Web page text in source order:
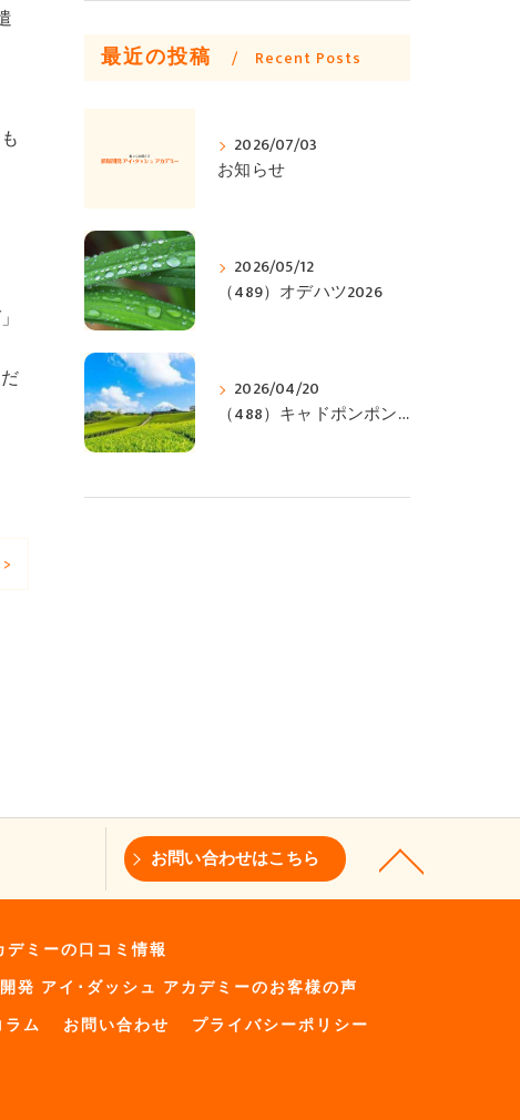
最近の投稿 Recent Posts
2026/07/03
お知らせ
2026/05/12
（489）オデハツ2026
2026/04/20
（488）キャドポンポンジィ
お問い合わせはこちら
ミーの口コミ情報
発 アイ･ダッシュ アカデミーのお客様の声
ム お問い合わせ
プライバシーポリシー